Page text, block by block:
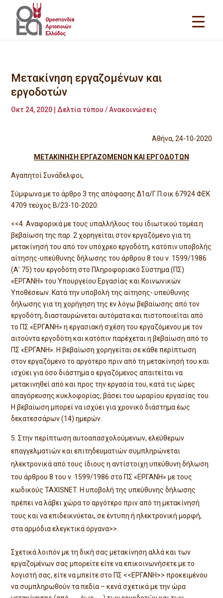
Μετακίνηση εργαζομένων και
εργοδοτών
Οκτ 24, 2020 Δελτία τύπου / Ανακοινώσεις
Αθήνα, 24-10-2020
ΜΕΤΑΚΙΝΗΣΗ ΕΡΓΑΖΟΜΕΝΩΝ ΚΑΙ ΕΡΓΟΔΟΤΩΝ
Αγαπητοί Συνάδελφοι,
Σύμφωνα με το άρθρο 3 της απόφασης Δ1α/Γ.Π.οικ.67924 ΦΕΚ
4709 τεύχος Β/23-10-2020:
<<4. Αναφορικά με τους υπαλλήλους του ιδιωτικού τομέα η
βεβαίωση της παρ. 2 χορηγείται στον εργαζόμενο για τη
μετακίνησή του από τον υπόχρεο εργοδότη, κατόπιν υποβολής
αίτησης-υπεύθυνης δήλωσης του άρθρου 8 του ν. 1599/1986
(Α’ 75) του εργοδότη στο Πληροφοριακό Σύστημα (ΠΣ)
«ΕΡΓΑΝΗ» του Υπουργείου Εργασίας και Κοινωνικών
Υποθέσεων. Κατά την υποβολή της αίτησης- υπεύθυνης
δήλωσης για τη χορήγηση της εν λόγω βεβαίωσης από τον
εργοδότη, διασταυρώνεται αυτόματα και πιστοποιείται από
το ΠΣ «ΕΡΓΑΝΗ» η εργασιακή σχέση του εργαζόμενου με τον
αιτούντα εργοδότη και κατόπιν παρέχεται η βεβαίωση από το
ΠΣ «ΕΡΓΑΝΗ». Η βεβαίωση χορηγείται σε κάθε περίπτωση
στον εργαζόμενο το αργότερο πριν από τη μετακίνησή του και
ισχύει για όσο διάστημα ο εργαζόμενος απαιτείται να
μετακινηθεί από και προς την εργασία του, κατά τις ώρες
απαγόρευσης κυκλοφορίας, βάσει του ωραρίου εργασίας του.
Η βεβαίωση μπορεί να ισχύει για χρονικό διάστημα έως
δεκατεσσάρων (14) ημερών.
Στην περίπτωση αυτοαπασχολούμενων, ελεύθερων
επαγγελματιών και επιτηδευματιών συμπληρώνεται
ηλεκτρονικά από τους ίδιους η αντίστοιχη υπεύθυνη δήλωση
του άρθρου 8 του ν. 1599/1986 στο ΠΣ «ΕΡΓΑΝΗ» με τους
κωδικούς TAXISNET. Η υποβολή της υπεύθυνης δήλωσης
πρέπει να λάβει χώρα το αργότερο πριν από τη μετακίνησή
τους και να επιδεικνύεται, σε έντυπη ή ηλεκτρονική μορφή,
στα αρμόδια ελεγκτικά όργανα>>.
Σχετικά λοιπόν με τη δική σας μετακίνηση αλλά και των
εργαζομένων σας μπορείτε είτε να επικοινωνήσετε με το
λογιστή σας, είτε να μπείτε στο ΠΣ <<ΕΡΓΑΝΗ>> προκειμένου
να συμπληρωθούν τα πεδία – κενά σχετικά με την ώρα